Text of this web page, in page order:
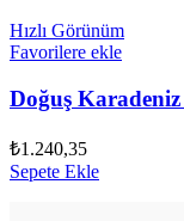
Hızlı Görünüm
Favorilere ekle
Doğuş
₺1.240,35
Sepete Ekle